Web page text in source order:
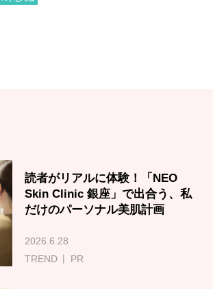
読者がリアルに体験！「NEO
Skin Clinic 銀座」で出合う、私
だけのパーソナル美肌計画
2026.6.28
TREND
PR